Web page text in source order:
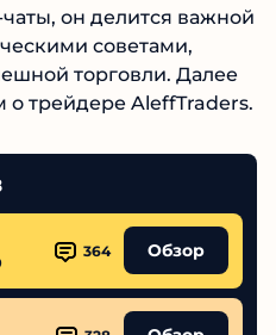
и телеграм-чаты, он
и
необходимыми для
мы детально
Обзор